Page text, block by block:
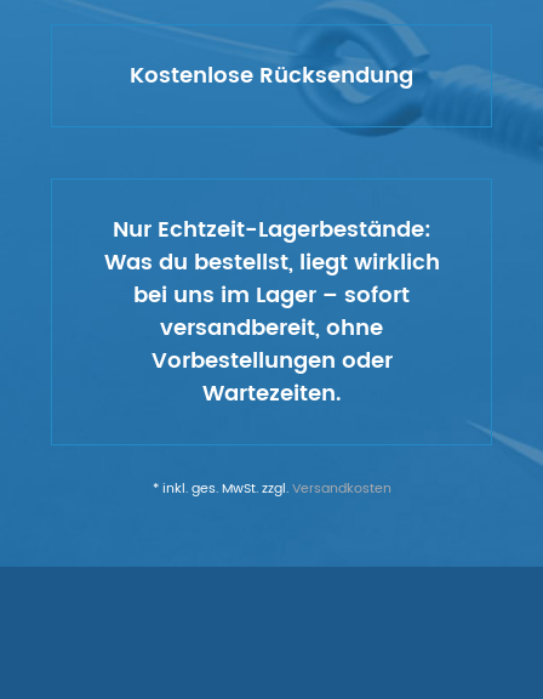
Kostenlose Rücksendung
Nur Echtzeit-Lagerbestände:
Was du bestellst, liegt wirklich
bei uns im Lager – sofort
versandbereit, ohne
Vorbestellungen oder
Wartezeiten.
* inkl. ges. MwSt. zzgl.Versandkosten